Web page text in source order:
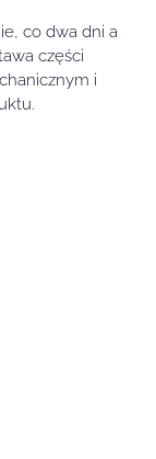
co dwa dni a
części
i